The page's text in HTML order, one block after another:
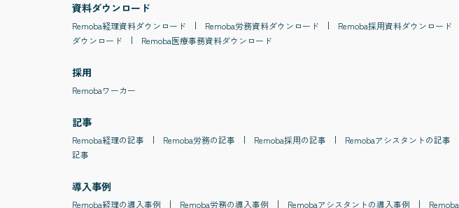
資料ダウンロード
Remoba経理資料ダウンロード Remoba労務資料ダウンロード Remoba採用資料ダウンロード
ダウンロード
Remoba医療事務資料ダウンロード
採用
Remobaワーカー
記事
Remoba経理の記事 Remoba労務の記事 Remoba採用の記事 Remobaアシスタントの記事
記事
導入事例
Remoba経理の導入事例 Remoba労務の導入事例 Remobaアシスタントの導入事例 Remoba